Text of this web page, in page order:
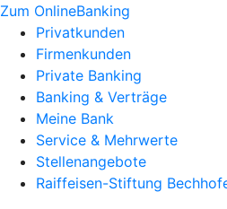
Zum OnlineBanking
Privatkunden
Firmenkunden
Private Banking
Banking & Verträge
Meine Bank
Service & Mehrwerte
Stellenangebote
Raiffeisen-Stiftung